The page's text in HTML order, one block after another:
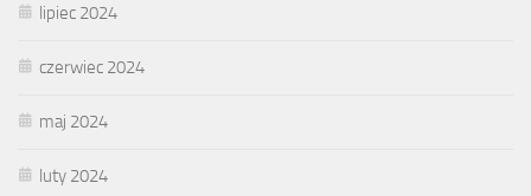
lipiec 2024
czerwiec 2024
maj 2024
luty 2024